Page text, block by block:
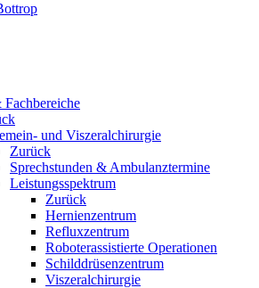
und Viszeralchirurgie
Zurück
Sprechstunden & Ambulanztermine
Leistungsspektrum
Zurück
Hernienzentrum
Refluxzentrum
Roboterassistierte Operationen
Schilddrüsenzentrum
Viszeralchirurgie